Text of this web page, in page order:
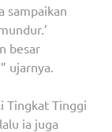
sampaikan
besar
ujarnya.
Tingkat Tinggi
ia juga